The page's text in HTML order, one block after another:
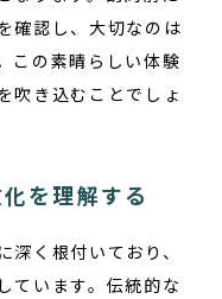
確認し、大切なのは
この素晴らしい体験
吹き込むことでしょ
を理解する
く根付いており、
ています。伝統的な